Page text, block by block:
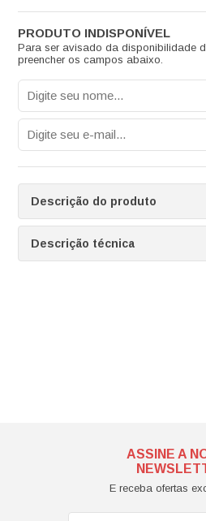
Para ser avisado da disponibilidade
preencher os campos abaixo.
Descrição do produto
Descrição técnica
ASSINE A
E receba ofertas